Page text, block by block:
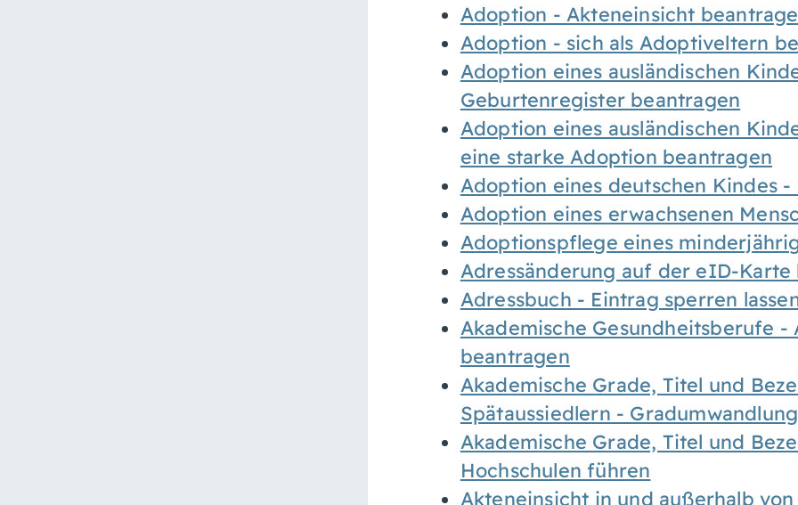
Adoption - Akteneinsicht
Adoption - sich als Adoptiveltern
Adoption eines ausländischen
Geburtenregister beantragen
Adoption eines ausländischen
eine starke Adoption beantragen
Adoption eines deutschen Kindes
Adoption eines erwachsenen
Adoptionspflege eines
Adressänderung auf der eID-Karte
Adressbuch - Eintrag sperren
Akademische Gesundheitsberufe
beantragen
Akademische Grade, Titel und
Spätaussiedlern -
Akademische Grade, Titel und
Hochschulen führen
Akteneinsicht in und außerhalb